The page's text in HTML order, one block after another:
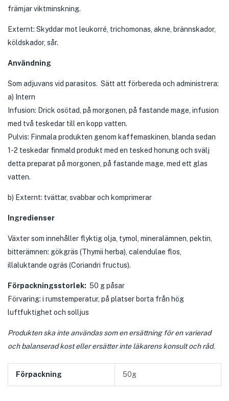
främjar viktminskning.
Externt: Skyddar mot leukorré, trichomonas, akne, brännskador,
köldskador, sår.
Användning
Som adjuvans vid parasitos. Sätt att förbereda och administrera:
a) Intern
Infusion: Drick osötad, på morgonen, på fastande mage, infusion
med två teskedar till en kopp vatten.
Pulvis: Finmala produkten genom kaffemaskinen, blanda sedan
1-2 teskedar finmald produkt med en tesked honung och svälj
detta preparat på morgonen, på fastande mage, med ett glas
vatten.
b) Externt: tvättar, svabbar och komprimerar
Ingredienser
Växter som innehåller flyktig olja, tymol, mineralämnen, pektin,
bitterämnen: gökgräs (Thymii herba), calendulae flos,
illaluktande ogräs (Coriandri fructus).
Förpackningsstorlek: 50 g påsar
Förvaring: i rumstemperatur, på platser borta från hög
luftfuktighet och solljus
Produkten ska inte användas som en ersättning för en varierad
och balanserad kost eller ersätter inte läkarens konsult och råd.
Förpackning 50g